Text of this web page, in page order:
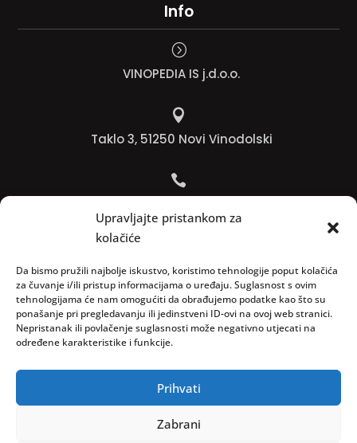
Upravljajte pristankom za
kolačiće
Da bismo pružili najbolje iskustvo, koristimo tehnologije poput kolačića
za čuvanje i/ili pristup informacijama o uređaju. Suglasnost s ovim
tehnologijama će nam omogućiti da obrađujemo podatke kao što su
ponašanje pri pregledavanju ili jedinstveni ID-ovi na ovoj web stranici.
Nepristanak ili povlačenje suglasnosti može negativno utjecati na
određene karakteristike i funkcije.
Prihvati
Zabrani
Info
=
VINOPEDIA IS j.d.o.o.

Taklo 3, 51250 Novi Vinodolski

Jadranko +385 91 501 4218

info@vinopedia.hr
© 2023, Vinopedia, sva prava sadržana / Web by
Negactive